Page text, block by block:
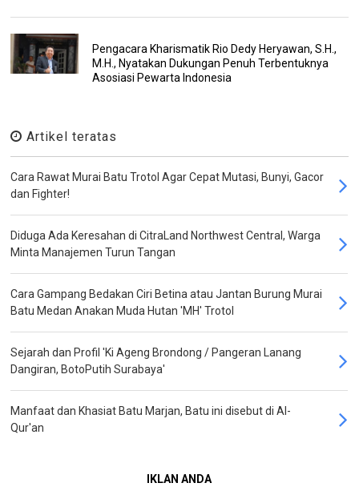
Pengacara Kharismatik Rio Dedy Heryawan, S.H.,
M.H., Nyatakan Dukungan Penuh Terbentuknya
Asosiasi Pewarta Indonesia
Artikel teratas
Cara Rawat Murai Batu Trotol Agar Cepat Mutasi, Bunyi, Gacor
dan Fighter!
Diduga Ada Keresahan di CitraLand Northwest Central, Warga
Minta Manajemen Turun Tangan
Cara Gampang Bedakan Ciri Betina atau Jantan Burung Murai
Batu Medan Anakan Muda Hutan 'MH' Trotol
Sejarah dan Profil 'Ki Ageng Brondong / Pangeran Lanang
Dangiran, BotoPutih Surabaya'
Manfaat dan Khasiat Batu Marjan, Batu ini disebut di Al-
Qur'an
IKLAN ANDA